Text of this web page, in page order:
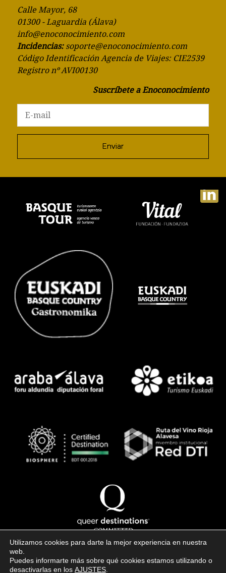
Calle Mayor, 68
01300 - Laguardia (Álava)
info@enoconocimiento.com
Incidencias: soporte@enoconocimiento.com
Código Identificación Agencia de Viajes: CIE2539
Registro nº AVI00130
Suscríbete a Enoconocimiento
Copyright © 2026 · todos los derechos reservados
Utilizamos cookies para darte la mejor experiencia en nuestra
web.
Puedes informarte más sobre qué cookies estamos utilizando o
desactivarlas en los AJUSTES